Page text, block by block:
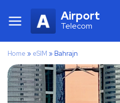
Airport
Telecom
Home » eSIM » Bahrajn